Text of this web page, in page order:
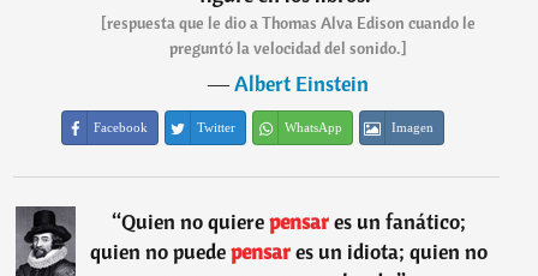
[respuesta que le dio a Thomas Alva Edison cuando le
preguntó la velocidad del sonido.]
―Albert Einstein
Facebook Twitter WhatsApp Imagen
“Quien no quierepensares un fanático;
quien no puedepensares un idiota; quien no